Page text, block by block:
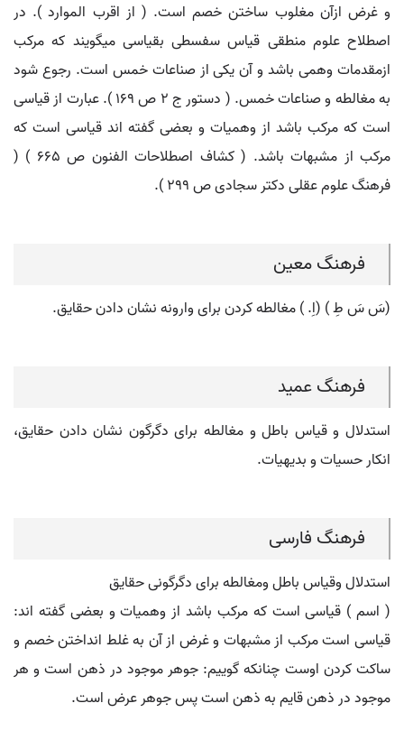
و غرض ازآن مغلوب ساختن خصم است. ( از اقرب الموارد ). در
اصطلاح علوم منطقی قیاس سفسطی بقیاسی میگویند که مرکب
ازمقدمات وهمی باشد و آن یکی از صناعات خمس است. رجوع شود
به مغالطه و صناعات خمس. ( دستور ج 2 ص 169 ). عبارت از قیاسی
است که مرکب باشد از وهمیات و بعضی گفته اند قیاسی است که
مرکب از مشبهات باشد. ( کشاف اصطلاحات الفنون ص 665 ) (
فرهنگ علوم عقلی دکتر سجادی ص 299 ).
فرهنگ معین
(سَ سَ طِ ) (اِ. ) مغالطه کردن برای وارونه نشان دادن حقایق.
فرهنگ عمید
استدلال و قیاس باطل و مغالطه برای دگرگون نشان دادن حقایق،
انکار حسیات و بدیهیات.
فرهنگ فارسی
استدلال وقیاس باطل ومغالطه برای دگرگونی حقایق
( اسم ) قیاسی است که مرکب باشد از وهمیات و بعضی گفته اند:
قیاسی است مرکب از مشبهات و غرض از آن به غلط انداختن خصم و
ساکت کردن اوست چنانکه گوییم: جوهر موجود در ذهن است و هر
موجود در ذهن قایم به ذهن است پس جوهر عرض است.